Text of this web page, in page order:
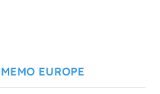
MEMO EUROPE